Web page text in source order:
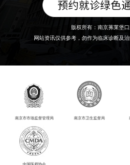
版权所有：南京茀莱堡
网站资讯仅供参考，勿作为临床诊断及
南京市市场监督管理局 南京市卫生监督局
中国医师协会